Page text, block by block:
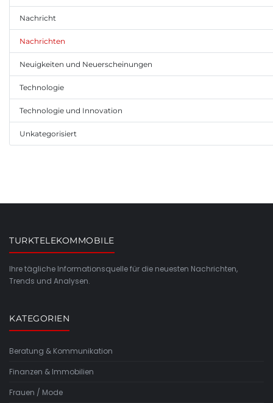
Nachricht
Nachrichten
Neuigkeiten und Neuerscheinungen
Technologie
Technologie und Innovation
Unkategorisiert
TURKTELEKOMMOBILE
Ihre tägliche Informationsquelle für die neuesten Nachrichten,
Trends und Analysen.
KATEGORIEN
Beratung & Kommunikation
Finanzen & Immobilien
Frauen / Mode